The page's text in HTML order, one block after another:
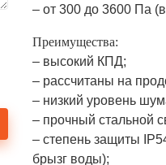
– от 300 до 3600 Па
Преимущества:
– высокий КПД;
– рассчитаны на
– низкий уровень
– прочный стальной
– степень защиты
брызг воды);